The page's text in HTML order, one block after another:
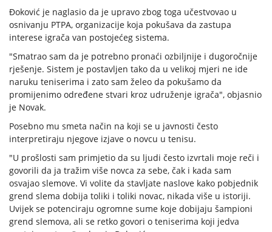
Đoković je naglasio da je upravo zbog toga učestvovao u
osnivanju PTPA, organizacije koja pokušava da zastupa
interese igrača van postojećeg sistema.
"Smatrao sam da je potrebno pronaći ozbiljnije i dugoročnije
rješenje. Sistem je postavljen tako da u velikoj mjeri ne ide
naruku teniserima i zato sam želeo da pokušamo da
promijenimo određene stvari kroz udruženje igrača", objasnio
je Novak.
Posebno mu smeta način na koji se u javnosti često
interpretiraju njegove izjave o novcu u tenisu.
"U prošlosti sam primjetio da su ljudi često izvrtali moje reči i
govorili da ja tražim više novca za sebe, čak i kada sam
osvajao slemove. Vi volite da stavljate naslove kako pobjednik
grend slema dobija toliki i toliki novac, nikada više u istoriji.​
Uvijek se potenciraju ogromne sume koje dobijaju šampioni
grend slemova, ali se retko govori o teniserima koji jedva